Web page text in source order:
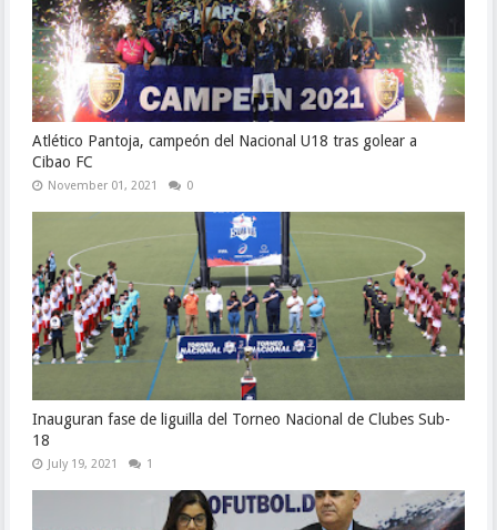
Atlético Pantoja, campeón del Nacional U18 tras golear a
Cibao FC
November 01, 2021 0
Inauguran fase de liguilla del Torneo Nacional de Clubes Sub-
18
July 19, 2021 1